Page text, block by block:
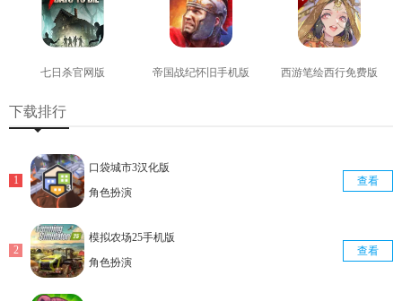
七日杀官网版 帝国战纪怀旧手机版 西游笔绘西行免费版
下载排行
口袋城市3汉化版
角色扮演
查看
模拟农场25手机版
角色扮演
查看